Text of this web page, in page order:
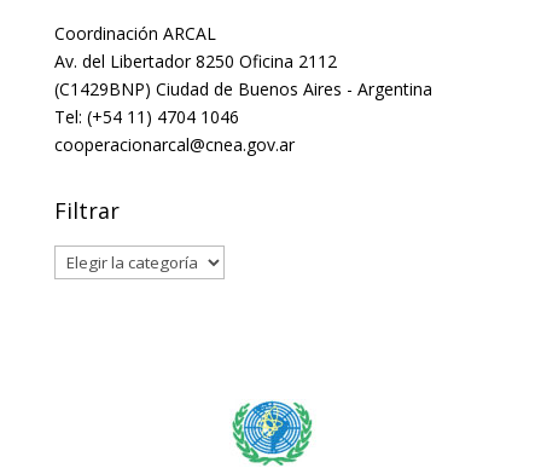
Coordinación ARCAL
Av. del Libertador 8250 Oficina 2112
(C1429BNP) Ciudad de Buenos Aires - Argentina
Tel: (+54 11) 4704 1046
cooperacionarcal@cnea.gov.ar
Filtrar
Filtrar